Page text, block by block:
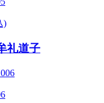
)
礼道子